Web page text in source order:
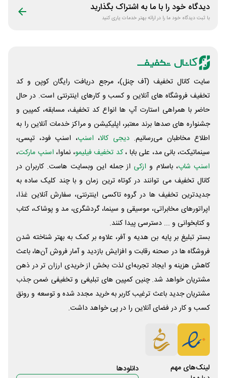
دیدگاه خود را با ما به اشتراک بگذارید
با ثبت دیدگاه خود ما را در ارائه بهتر خدمات یاری کنید
سایت کانال تخفیف (آف چنل)، مرجع دریافت رایگان کوپن و کد
تخفیف فروشگاه های آنلاین و کسب و‌ کارهای اینترنتی است. در حال
حاضر با همراهی استارت آپ ها انواع کد تخفیف، مسابقه، کمپین و
جشنواره های صدها برند معتبر، اپلیکیشن و مراکز خدمات آنلاین را به
اطلاع مخاطبان می‌رسانیم. دیجی کالا، اسنپ، اسنپ فود، تپسی،
سینماتیکت، بانی مد، علی‌ بابا ،کد تخفیف فیلیمو، نماوا، اسنپ مارکت،
اسنپ شاپ، باسلام و ازکی از جمله این وبسایت ‌هاست. کاربران در
کانال تخفیف می توانند در کوتاه ترین زمان و با چند کلیک ساده به
جدیدترین تخفیف ها در گروه تاکسی اینترنتی، سفارش آنلاین غذا،
اپراتورهای مخابراتی، موسیقی و سینما، گردشگری، مد و پوشاک، کتاب
و کتابخوانی و ... دسترسی پیدا کنند.
بستر تبلیغ بر پایه بن هدیه و آفر، علاوه بر کمک به بهتر شناخته شدن
فروشگاه ها در صحنه رقابت و افزایش بازدید و آمار فروش آن‌ها، باعث
کاهش هزینه و ایجاد تجربه‌ای لذت بخش از خریدی ارزان تر در ذهن
مشتریان خواهد شد. چنین کمپین های تبلیغی و تخفیفی ضمن جذب
مشتریان جدید باعث ترغیب کاربر به خرید مجدد شده و توسعه و رونق
کسب و کار در فضای آنلاین را در پی خواهد داشت.
لینک‌های مهم دانلود‌ها